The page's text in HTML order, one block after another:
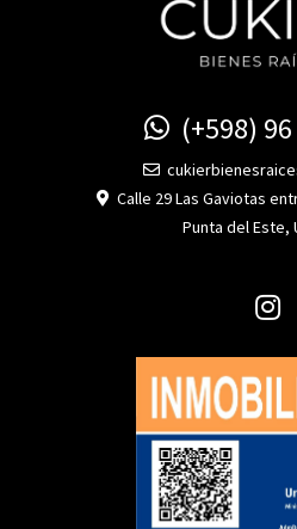
(+598)
Calle 29 Las Gaviotas
Punta del Este,